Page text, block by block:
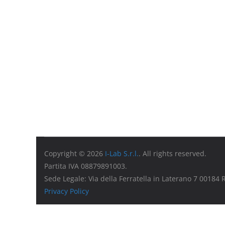
Copyright © 2026 I-Lab S.r.l.. All rights reserved.
Partita IVA 08879891003.
Sede Legale: Via della Ferratella in Laterano 7 00184
Privacy Policy